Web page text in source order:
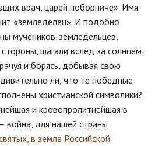
врач, царей поборниче». Имя
«земледелец». И подобно
мучеников-земледельцев,
шагали вслед за солнцем,
и борясь, добывая свою
ли, что те победные
христианской символики?
и кровопролитнейшая в
война, для нашей страны
в земле Российской